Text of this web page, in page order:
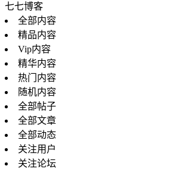
七七博客
全部内容
精品内容
Vip内容
精华内容
热门内容
随机内容
全部帖子
全部文章
全部动态
关注用户
关注论坛